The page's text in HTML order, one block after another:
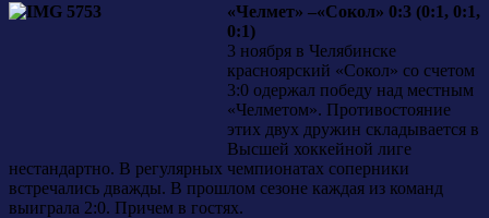
«Челмет» –«Сокол» 0:3 (0:1, 0:1,
0:1)
3 ноября в Челябинске
красноярский «Сокол» со счетом
3:0 одержал победу над местным
«Челметом». Противостояние
этих двух дружин складывается в
Высшей хоккейной лиге
нестандартно. В регулярных чемпионатах соперники
встречались дважды. В прошлом сезоне каждая из команд
выиграла 2:0. Причем в гостях.